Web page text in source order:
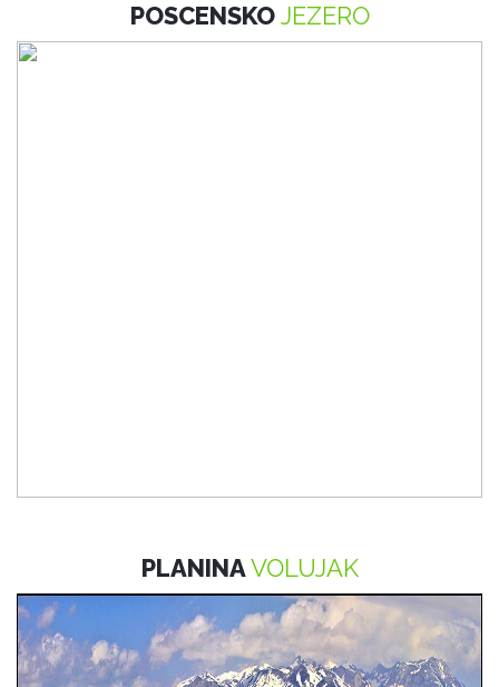
POSCENSKOJEZERO
PLANINAVOLUJAK